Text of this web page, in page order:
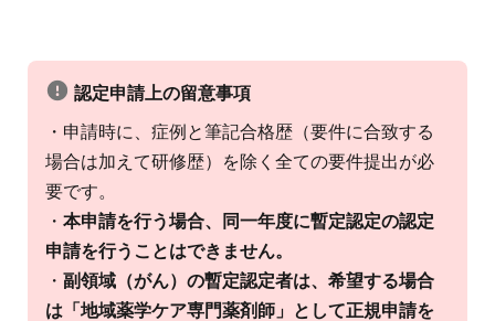
認定申請上の留意事項
・申請時に、症例と筆記合格歴（要件に合致する
場合は加えて研修歴）を除く全ての要件提出が必
要です。
・ 本申請を行う場合、同一年度に暫定認定の認定
申請を行うことはできません。
・ 副領域（がん）の暫定認定者は、希望する場合
は「地域薬学ケア専門薬剤師」として正規申請を